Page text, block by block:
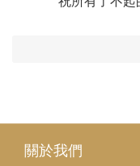
關於我們